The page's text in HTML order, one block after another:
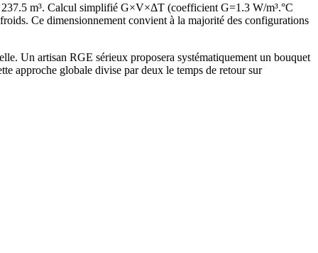
m³. Calcul simplifié G×V×ΔT (coefficient G=1.3 W/m³.°C
Ce dimensionnement convient à la majorité des configurations
Un artisan RGE sérieux proposera systématiquement un bouquet
approche globale divise par deux le temps de retour sur